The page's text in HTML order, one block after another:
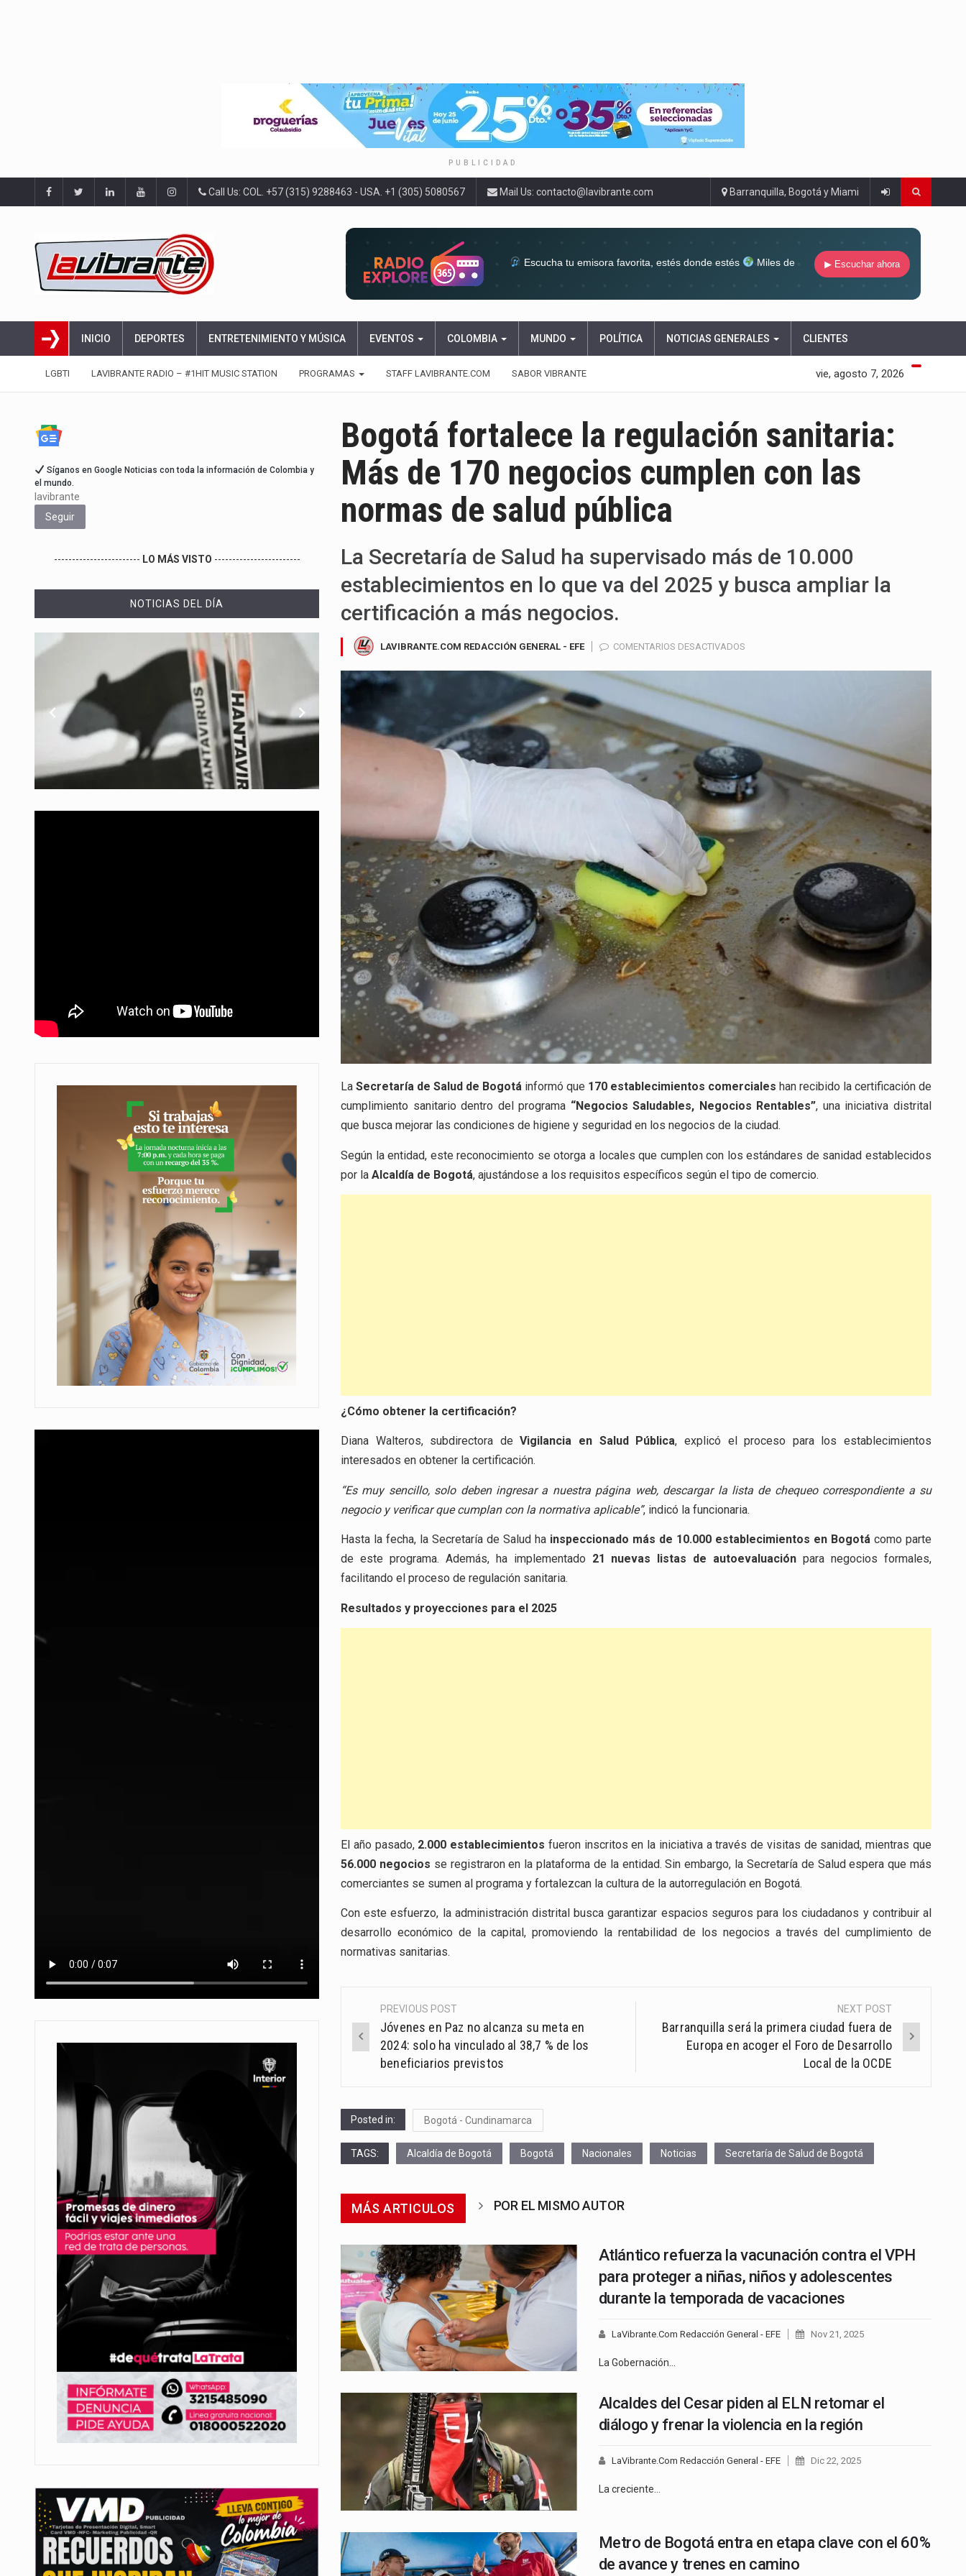
PUBLICIDAD
Call Us: COL. +57 (315) 9288463 - USA. +1 (305) 5080567 Mail Us: contacto@lavibrante.com Barranquilla, Bogotá y Miami
Escucha tu emisora favorita, estés donde estés
Miles de
▶ Escuchar ahora
INICIO DEPORTES ENTRETENIMIENTO Y MÚSICA EVENTOS COLOMBIA MUNDO POLÍTICA NOTICIAS GENERALES CLIENTES
LGBTI LAVIBRANTE RADIO – #1HIT MUSIC STATION PROGRAMAS STAFF LAVIBRANTE.COM SABOR VIBRANTE vie, agosto 7, 2026
Bogotá fortalece la regulación sanitaria:
Más de 170 negocios cumplen con las
normas de salud pública
La Secretaría de Salud ha supervisado más de 10.000
establecimientos en lo que va del 2025 y busca ampliar la
certificación a más negocios.
LAVIBRANTE.COM REDACCIÓN GENERAL - EFE COMENTARIOS DESACTIVADOS
SANITARIA:
DE
NEGOCIOS
CUMPLEN
CON
LAS
NORMAS
DE
SALUD
PÚBLICA
La Secretaría de Salud de Bogotá informó que 170 establecimientos comerciales han recibido la certificación de
cumplimiento sanitario dentro del programa “Negocios Saludables, Negocios Rentables”, una iniciativa distrital
que busca mejorar las condiciones de higiene y seguridad en los negocios de la ciudad.
Según la entidad, este reconocimiento se otorga a locales que cumplen con los estándares de sanidad establecidos
por la Alcaldía de Bogotá, ajustándose a los requisitos específicos según el tipo de comercio.
¿Cómo obtener la certificación?
Diana Walteros, subdirectora deVigilancia en Salud Pública, explicó el proceso para los establecimientos
interesados en obtener la certificación.
“Es muy sencillo, solo deben ingresar a nuestra página web, descargar la lista de chequeo correspondiente a su
negocio y verificar que cumplan con la normativa aplicable”, indicó la funcionaria.
Hasta la fecha, la Secretaría de Salud ha inspeccionado más de 10.000 establecimientos en Bogotá como parte
de este programa. Además, ha implementado 21 nuevas listas de autoevaluación para negocios formales,
facilitando el proceso de regulación sanitaria.
Resultados y proyecciones para el 2025
El año pasado, 2.000 establecimientos fueron inscritos en la iniciativa a través de visitas de sanidad, mientras que
56.000 negocios se registraron en la plataforma de la entidad. Sin embargo, la Secretaría de Salud espera que más
comerciantes se sumen al programa y fortalezcan la cultura de la autorregulación en Bogotá.
Con este esfuerzo, la administración distrital busca garantizar espacios seguros para los ciudadanos y contribuir al
desarrollo económico de la capital, promoviendo la rentabilidad de los negocios a través del cumplimiento de
normativas sanitarias.
Post
navigation
PREVIOUS POST
Jóvenes en Paz no alcanza su meta en
2024: solo ha vinculado al 38,7 % de los
beneficiarios previstos
NEXT POST
Barranquilla será la primera ciudad fuera de
Europa en acoger el Foro de Desarrollo
Local de la OCDE
Posted in: Bogotá - Cundinamarca
TAGS: Alcaldía de Bogotá Bogotá Nacionales Noticias Secretaría de Salud de Bogotá
MÁS ARTICULOS POR EL MISMO AUTOR
Atlántico refuerza la vacunación contra el VPH
para proteger a niñas, niños y adolescentes
durante la temporada de vacaciones
LaVibrante.Com Redacción General - EFE Nov 21, 2025
La Gobernación…
Alcaldes del Cesar piden al ELN retomar el
diálogo y frenar la violencia en la región
LaVibrante.Com Redacción General - EFE Dic 22, 2025
La creciente…
Metro de Bogotá entra en etapa clave con el 60%
de avance y trenes en camino
Síganos en Google Noticias con toda la información de Colombia y
el mundo.
lavibrante
Seguir
------------------------ LO MÁS VISTO ------------------------
NOTICIAS DEL DÍA